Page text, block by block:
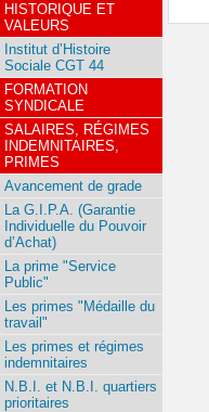
HISTORIQUE ET
VALEURS
Institut d’Histoire
Sociale CGT 44
FORMATION
SYNDICALE
SALAIRES, RÉGIMES
INDEMNITAIRES,
PRIMES
Avancement de grade
La G.I.P.A. (Garantie
Individuelle du Pouvoir
d’Achat)
La prime "Service
Public"
Les primes "Médaille du
travail"
Les primes et régimes
indemnitaires
N.B.I. et N.B.I. quartiers
prioritaires